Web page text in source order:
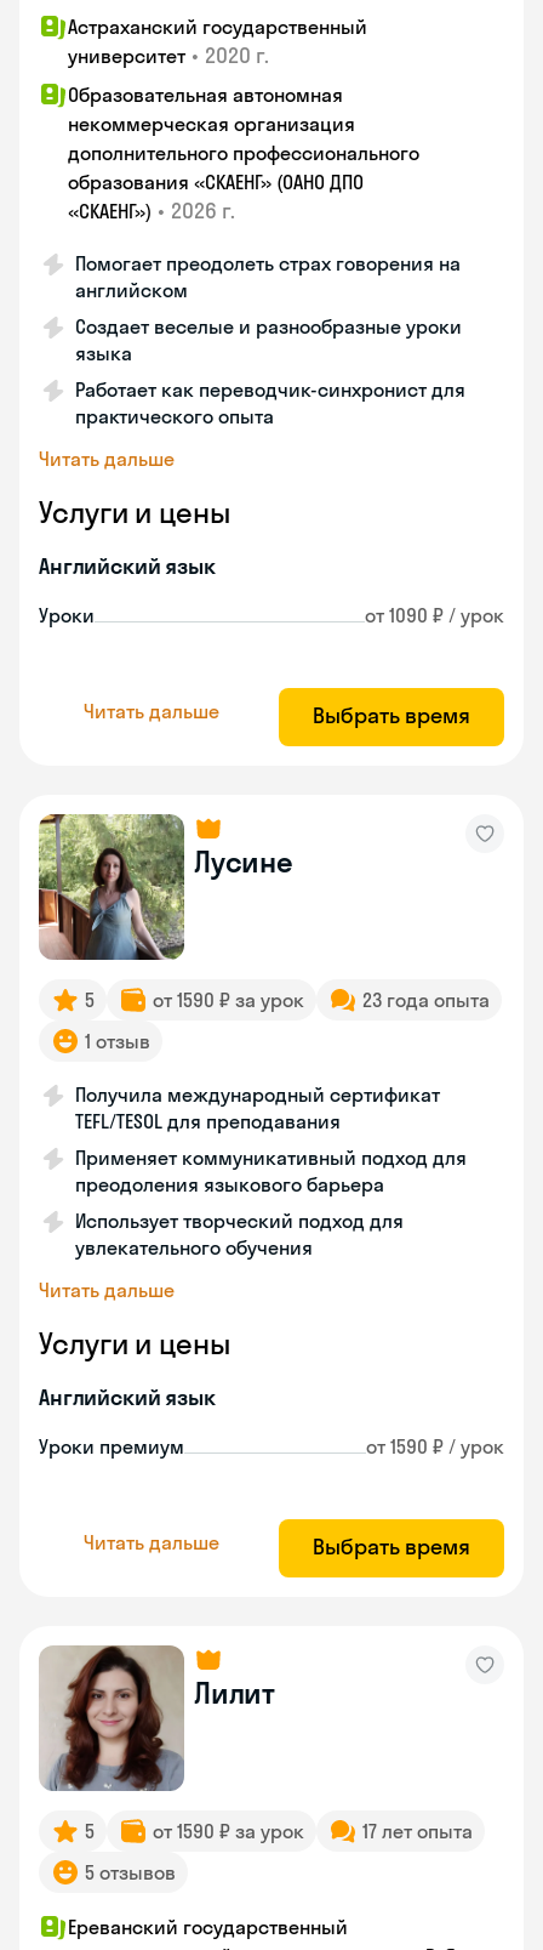
Астраханский государственный
университет • 2020 г.
Образовательная автономная
некоммерческая организация
дополнительного профессионального
образования «СКАЕНГ» (ОАНО ДПО
«СКАЕНГ») • 2026 г.
Помогает преодолеть страх говорения на
английском
Создает веселые и разнообразные уроки
языка
Работает как переводчик-синхронист для
практического опыта
Читать дальше
Услуги и цены
Английский язык
Уроки от 1090 ₽ / урок
Читать дальше Выбрать время
Лусине
5 от 1590 ₽ за урок
23 года опыта
1 отзыв
Получила международный сертификат
TEFL/TESOL для преподавания
Применяет коммуникативный подход для
преодоления языкового барьера
Использует творческий подход для
увлекательного обучения
Читать дальше
Услуги и цены
Английский язык
Уроки премиум от 1590 ₽ / урок
Читать дальше Выбрать время
Лилит
5 от 1590 ₽ за урок
17 лет опыта
5 отзывов
Ереванский государственный